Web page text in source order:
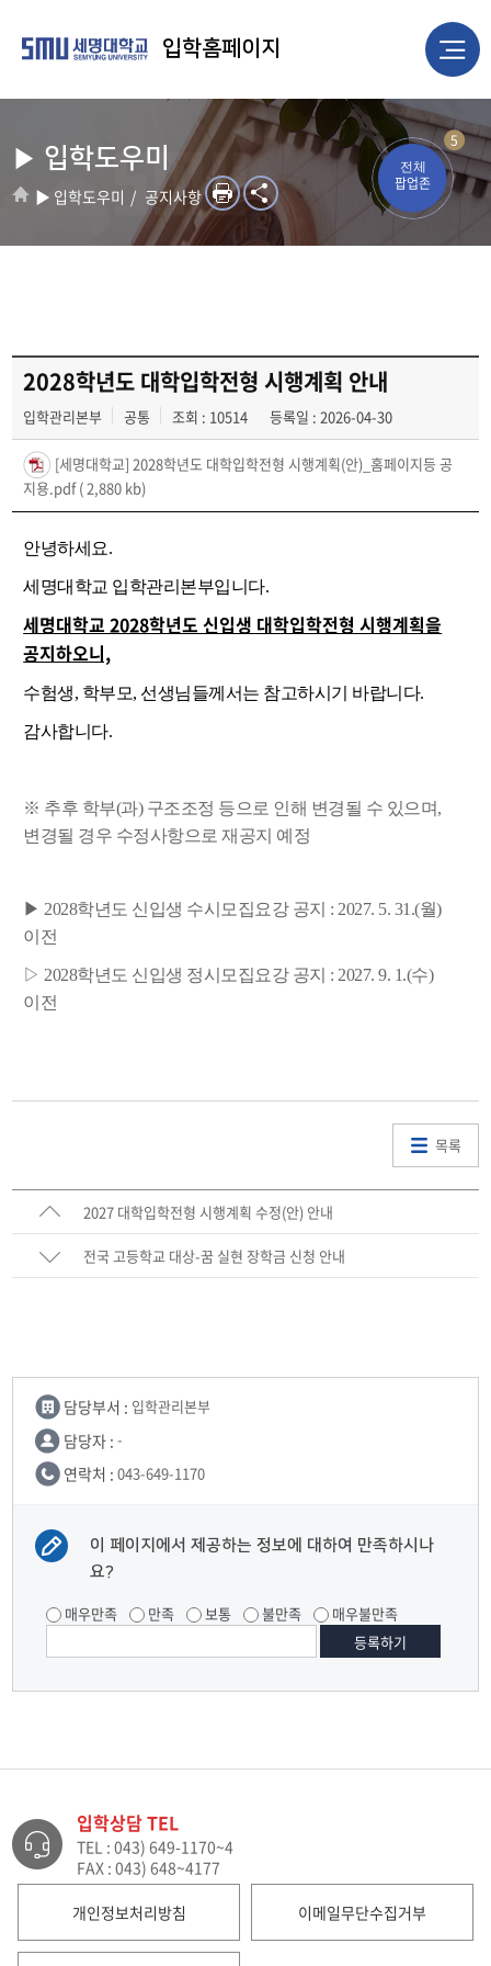
5
전체
팝업존
입학홈페이지
▶ 입학도우미
▶ 입학도우미 공지사항
2028학년도 대학입학전형 시행계획 안내
입학관리본부 공통 조회 : 10514 등록일 : 2026-04-30
[세명대학교] 2028학년도 대학입학전형 시행계획(안)_홈페이지등 공
지용.pdf( 2,880 kb)
안녕하세요.
세명대학교 입학관리본부입니다.
세명대학교 2028학년도 신입생 대학입학전형 시행계획을
공지하오니,
수험생, 학부모, 선생님들께서는 참고하시기 바랍니다.
감사합니다.
※ 추후 학부(과) 구조조정 등으로 인해 변경될 수 있으며,
변경될 경우 수정사항으로 재공지 예정
▶ 2028학년도 신입생 수시모집요강 공지 : 2027. 5. 31.(월)
이전
▷ 2028학년도 신입생 정시모집요강 공지 : 2027. 9. 1.(수)
이전
목록
2027 대학입학전형 시행계획 수정(안) 안내
전국 고등학교 대상-꿈 실현 장학금 신청 안내
담당부서 : 입학관리본부
담당자 : -
연락처 : 043-649-1170
이 페이지에서 제공하는 정보에 대하여 만족하시나
요?
매우만족 만족 보통 불만족 매우불만족
입학상담 TEL
TEL : 043) 649-1170~4
FAX : 043) 648~4177
개인정보처리방침 이메일무단수집거부